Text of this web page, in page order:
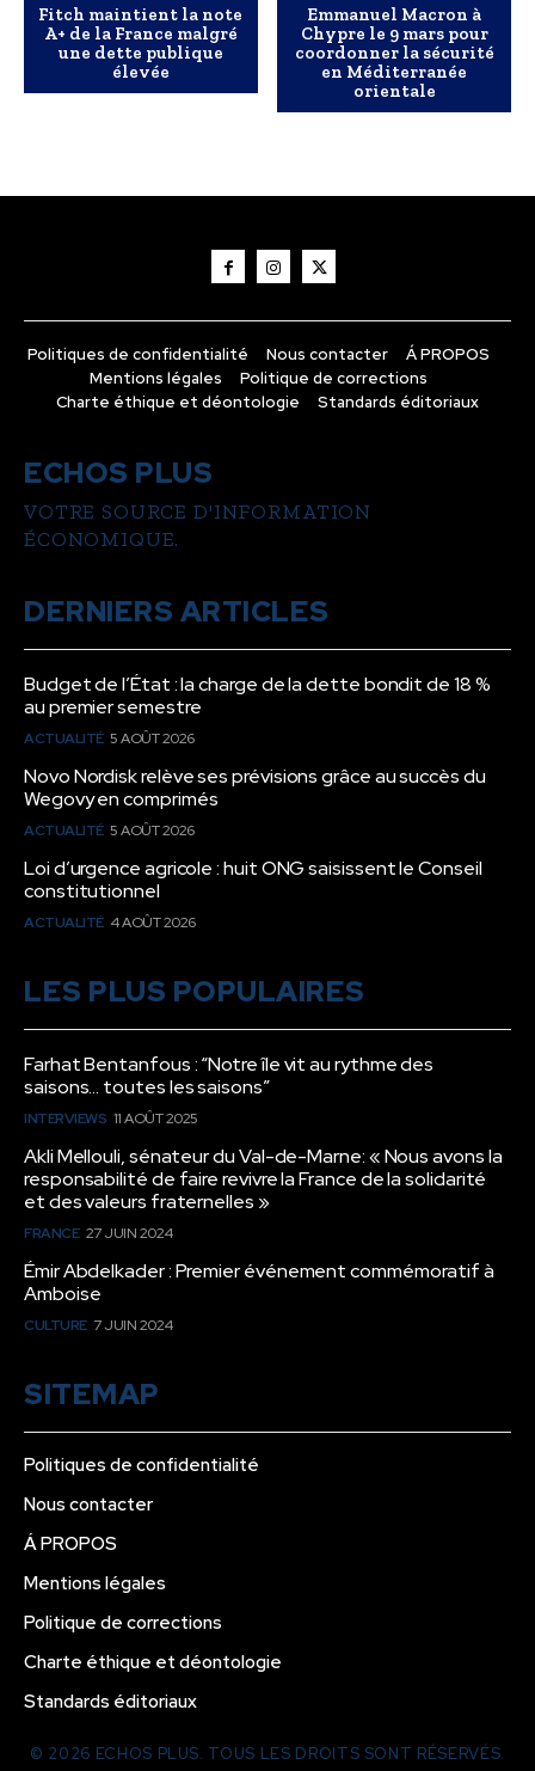
Fitch maintient la note
A+ de la France malgré
une dette publique
élevée
Emmanuel Macron à
Chypre le 9 mars pour
coordonner la sécurité
en Méditerranée
orientale
Politiques de confidentialité Nous contacter
Á PROPOS
Mentions légales
Politique de corrections
Charte éthique et déontologie
Standards éditoriaux
ECHOS PLUS
VOTRE SOURCE D'INFORMATION
ÉCONOMIQUE.
DERNIERS ARTICLES
Budget de l’État : la charge de la dette bondit de 18 %
au premier semestre
ACTUALITÉ 5 AOÛT 2026
Novo Nordisk relève ses prévisions grâce au succès du
Wegovy en comprimés
ACTUALITÉ 5 AOÛT 2026
Loi d’urgence agricole : huit ONG saisissent le Conseil
constitutionnel
ACTUALITÉ 4 AOÛT 2026
LES PLUS POPULAIRES
Farhat Bentanfous : “Notre île vit au rythme des
saisons… toutes les saisons”
INTERVIEWS 11 AOÛT 2025
Akli Mellouli, sénateur du Val-de-Marne: « Nous avons la
responsabilité de faire revivre la France de la solidarité
et des valeurs fraternelles »
FRANCE 27 JUIN 2024
Émir Abdelkader : Premier événement commémoratif à
Amboise
CULTURE 7 JUIN 2024
SITEMAP
Politiques de confidentialité
Nous contacter
Á PROPOS
Mentions légales
Politique de corrections
Charte éthique et déontologie
Standards éditoriaux
© 2026 ECHOS PLUS. TOUS LES DROITS SONT RÉSERVÉS.